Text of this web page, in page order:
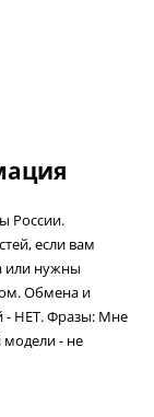
России.
если вам
или нужны
Обмена и
- НЕТ. Фразы: Мне
модели - не